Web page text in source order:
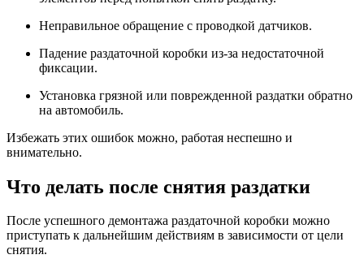
Неправильное обращение с проводкой датчиков.
Падение раздаточной коробки из-за недостаточной
фиксации.
Установка грязной или поврежденной раздатки обратно
на автомобиль.
Избежать этих ошибок можно, работая неспешно и
внимательно.
Что делать после снятия раздатки
После успешного демонтажа раздаточной коробки можно
приступать к дальнейшим действиям в зависимости от цели
снятия.